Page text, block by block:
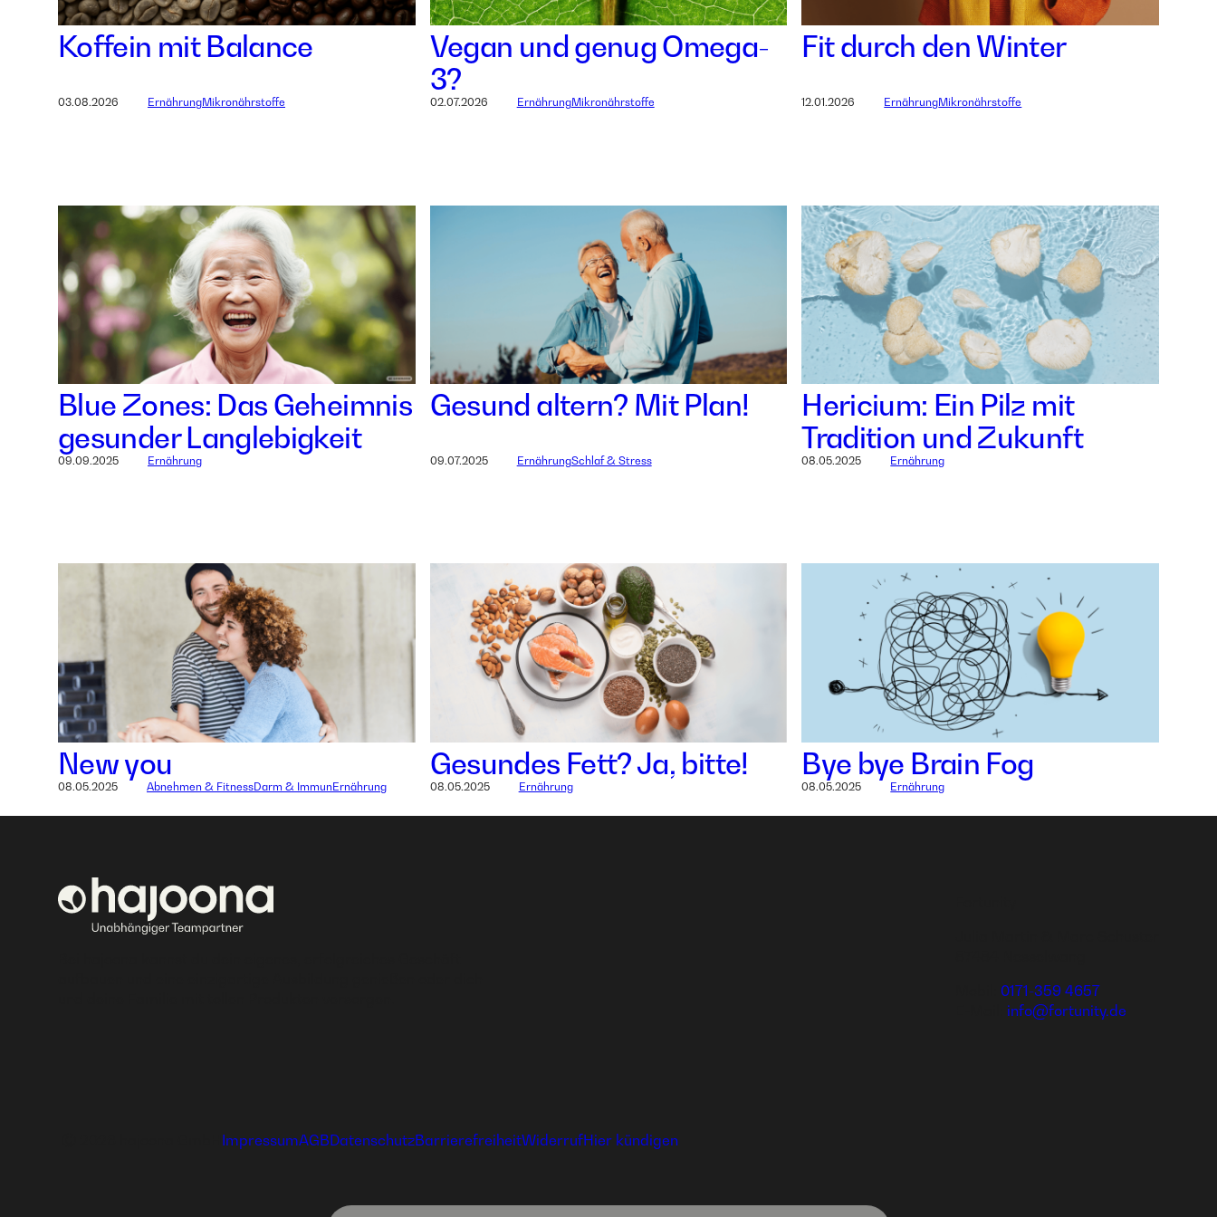
03.08.2026
Koffein mit Balance
ErnährungMikronährstoffe 02.07.2026
Vegan und genug Omega-
3?
ErnährungMikronährstoffe 12.01.2026
Fit durch den Winter
ErnährungMikronährstoffe
09.09.2025
Blue Zones: Das Geheimnis
gesunder Langlebigkeit
Ernährung 09.07.2025
Gesund altern? Mit Plan!
ErnährungSchlaf & Stress 08.05.2025
Hericium: Ein Pilz mit
Tradition und Zukunft
Ernährung
08.05.2025
New you
Abnehmen & FitnessDarm & ImmunErnährung 08.05.2025
Gesundes Fett? Ja, bitte!
Ernährung 08.05.2025
Bye bye Brain Fog
Ernährung
0171-359 4657
info@fortunity.de
ImpressumAGBDatenschutzBarrierefreiheitWiderrufHier kündigen